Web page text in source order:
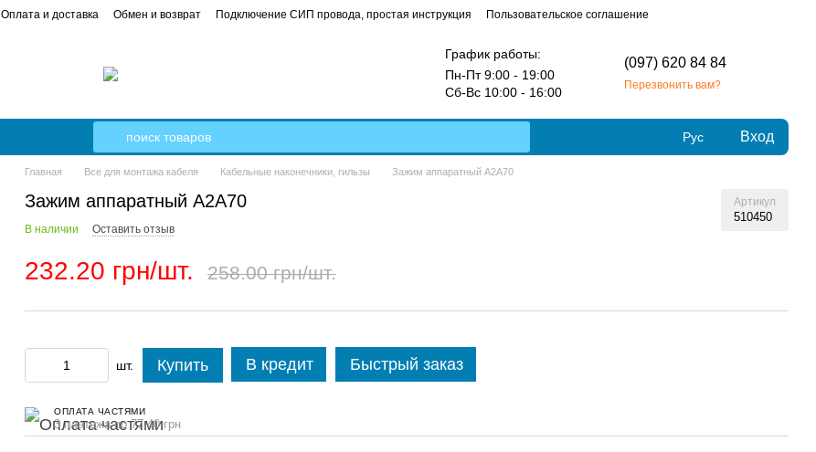
Оплата и доставка Обмен и возврат Подключение СИП провода, простая инструкция
Пользовательское соглашение
График работы:
Пн-Пт 9:00 - 19:00
Сб-Вс 10:00 - 16:00
(097) 620 84 84
Перезвонить вам?
Рус Вход
Главная Все для монтажа кабеля Кабельные наконечники, гильзы Зажим аппаратный А2А70
Зажим аппаратный А2А70 Артикул
510450
В наличии Оставить отзыв
232.20 грн/шт. 258.00 грн/шт.
шт. Купить В кредит Быстрый заказ
ОПЛАТА ЧАСТЯМИ
3 платежа по 77.40 грн